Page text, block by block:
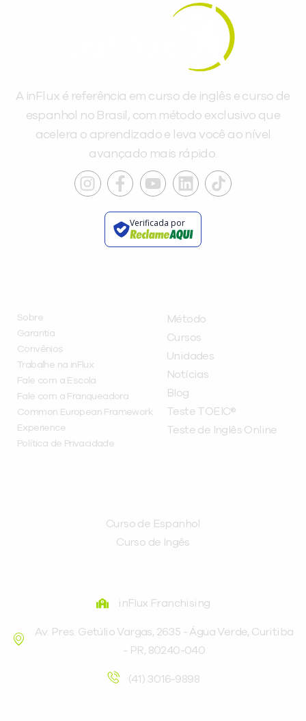
A inFlux é referência em curso de inglês e curso de
espanhol no Brasil, com método exclusivo que
acelera o aprendizado e leva você ao nível
avançado mais rápido.
Verificada por
Sobre
Garantia
Convênios
Trabalhe na inFlux
Fale com a Escola
Fale com a Franqueadora
Common European Framework
Experience
Política de Privacidade
Método
Cursos
Unidades
Notícias
Blog
Teste TOEIC®
Teste de Inglês Online
Curso de Espanhol
Curso de Ingês
inFlux Franchising
Av. Pres. Getúlio Vargas, 2635 - Água Verde, Curitiba
- PR, 80240-040
(41) 3016-9898